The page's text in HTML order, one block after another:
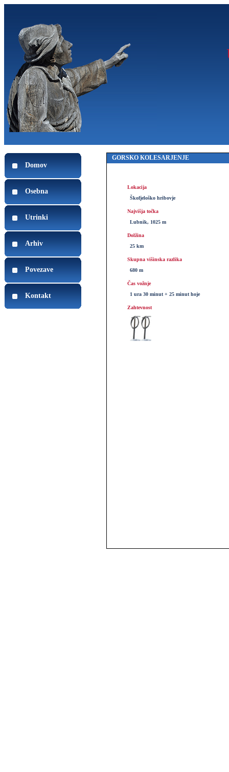
Domov
Osebna
Utrinki
Arhiv
Povezave
Kontakt
GORSKO KOLESARJENJE
Lokacija
Škofjeloško hribovje
Najvišja točka
Lubnik, 1025 m
Dolžina
25 km
Skupna višinska razlika
680 m
Čas vožnje
1 ura 30 minut + 25 minut hoje
Zahtevnost